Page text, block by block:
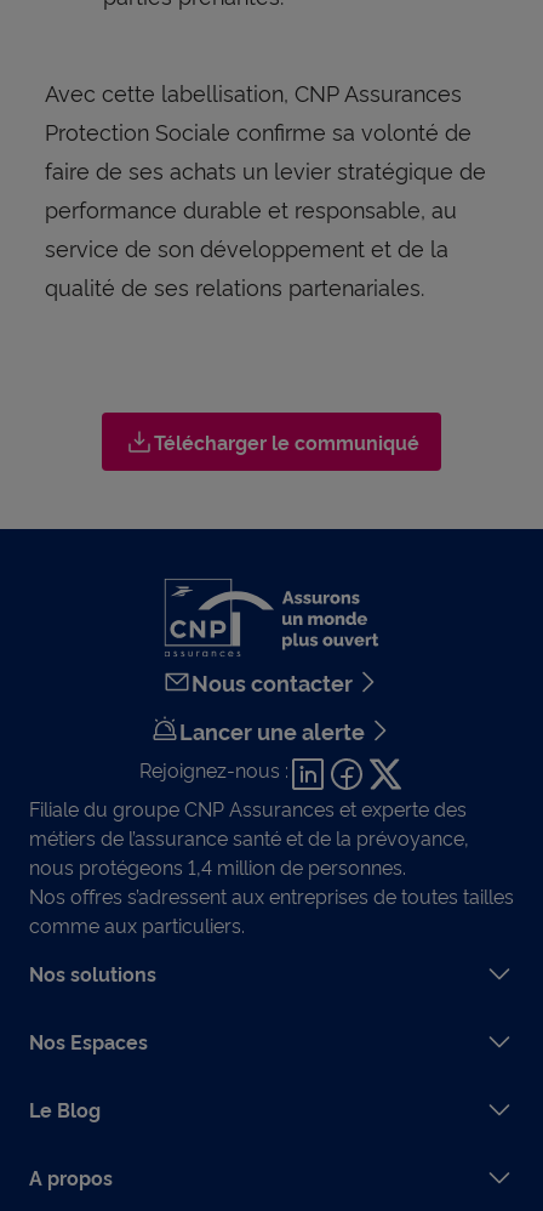
Avec cette labellisation, CNP Assurances
Protection Sociale confirme sa volonté de
faire de ses achats un levier stratégique de
performance durable et responsable, au
service de son développement et de la
qualité de ses relations partenariales.
Télécharger le communiqué
Nous contacter
Lancer une alerte
Rejoignez-nous :
Filiale du groupe CNP Assurances et experte des
métiers de l’assurance santé et de la prévoyance,
nous protégeons 1,4 million de personnes.
Nos offres s’adressent aux entreprises de toutes tailles
comme aux particuliers.
Nos solutions
Nos Espaces
Le Blog
A propos